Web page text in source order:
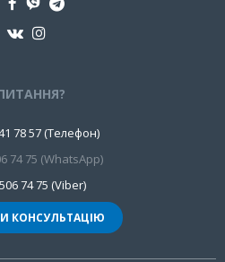
78 57 (Телефон)
74 75 (WhatsApp)
74 75 (Viber)
КОНСУЛЬТАЦІЮ